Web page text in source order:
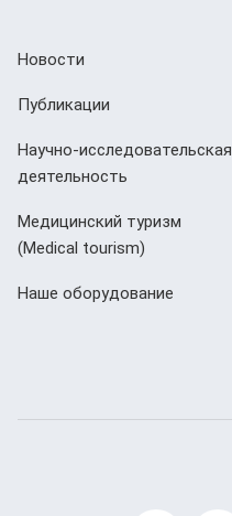
Новости
Публикации
Научно-исследовательская
деятельность
Медицинский туризм
(Мedical tourism)
Наше оборудование